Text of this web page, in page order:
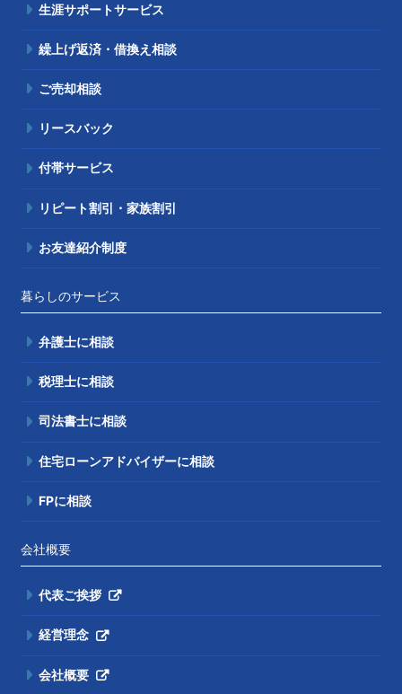
生涯サポートサービス
繰上げ返済・借換え相談
ご売却相談
リースバック
付帯サービス
リピート割引・家族割引
お友達紹介制度
暮らしのサービス
弁護士に相談
税理士に相談
司法書士に相談
住宅ローンアドバイザーに相談
FPに相談
会社概要
代表ご挨拶
経営理念
会社概要